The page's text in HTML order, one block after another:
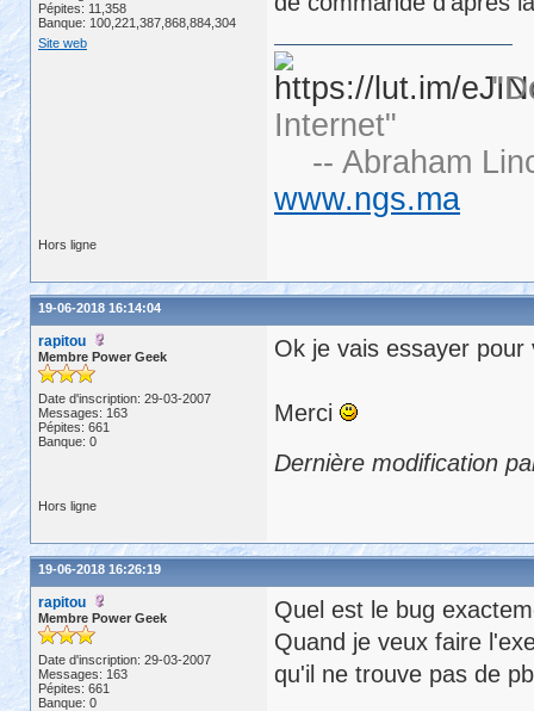
Pépites: 11,358
Banque: 100,221,387,868,884,304
Site web
Internet"
-- Abraham
www.ngs.ma
Hors ligne
19-06-2018 16:14:04
rapitou
Membre Power Geek
Date d'inscription: 29-03-2007
Messages: 163
Pépites: 661
Banque: 0
Ok je vais essayer
Merci
Dernière modification
Hors ligne
19-06-2018 16:26:19
rapitou
Membre Power Geek
Date d'inscription: 29-03-2007
Messages: 163
Pépites: 661
Banque: 0
Quel est le bug
Quand je veux faire
qu'il ne trouve pas de